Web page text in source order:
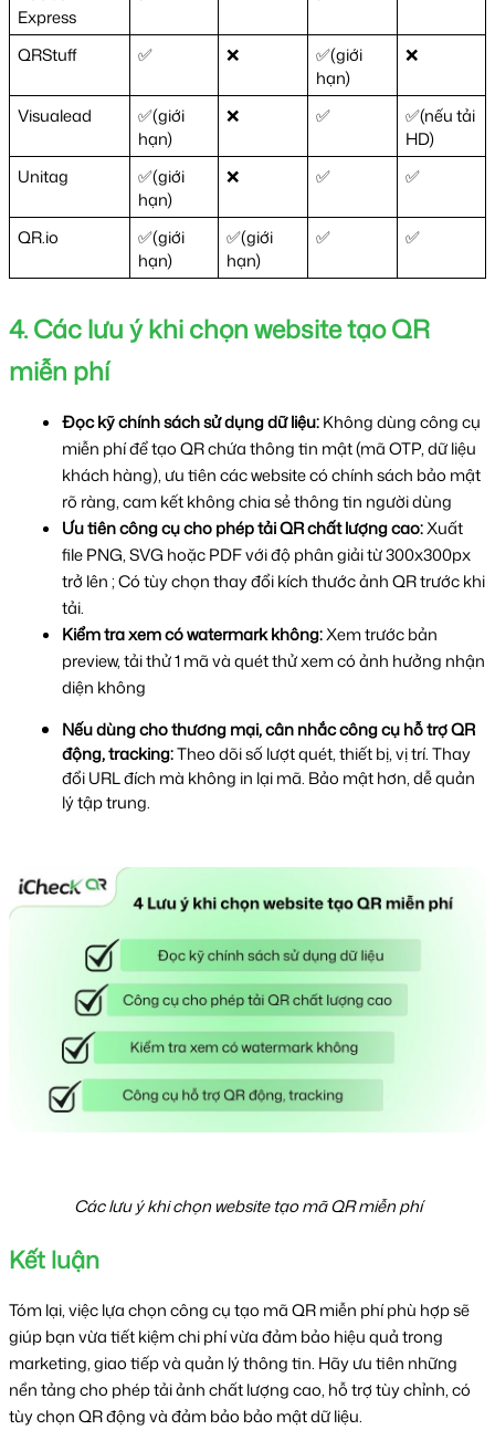
Express
QRStuff ✅ ❌
✅(giới
hạn)
❌
Visualead
✅(giới
hạn)
❌ ✅
✅(nếu tải
HD)
Unitag
✅(giới
hạn)
❌ ✅ ✅
QR.io
✅(giới
hạn)
✅(giới
hạn)
✅ ✅
4. Các lưu ý khi chọn website tạo QR
miễn phí
Đọc kỹ chính sách sử dụng dữ liệu: Không dùng công cụ
miễn phí để tạo QR chứa thông tin mật (mã OTP, dữ liệu
khách hàng), ưu tiên các website có chính sách bảo mật
rõ ràng, cam kết không chia sẻ thông tin người dùng
Ưu tiên công cụ cho phép tải QR chất lượng cao: Xuất
file PNG, SVG hoặc PDF với độ phân giải từ 300x300px
trở lên ; Có tùy chọn thay đổi kích thước ảnh QR trước khi
tải.
Kiểm tra xem có watermark không: Xem trước bản
preview, tải thử 1 mã và quét thử xem có ảnh hưởng nhận
diện không
Nếu dùng cho thương mại, cân nhắc công cụ hỗ trợ QR
động, tracking:Theo dõi số lượt quét, thiết bị, vị trí. Thay
đổi URL đích mà không in lại mã. Bảo mật hơn, dễ quản
lý tập trung.
Các lưu ý khi chọn website tạo mã QR miễn phí
Kết luận
Tóm lại, việc lựa chọn công cụ tạo mã QR miễn phí phù hợp sẽ
giúp bạn vừa tiết kiệm chi phí vừa đảm bảo hiệu quả trong
marketing, giao tiếp và quản lý thông tin. Hãy ưu tiên những
nền tảng cho phép tải ảnh chất lượng cao, hỗ trợ tùy chỉnh, có
tùy chọn QR động và đảm bảo bảo mật dữ liệu.